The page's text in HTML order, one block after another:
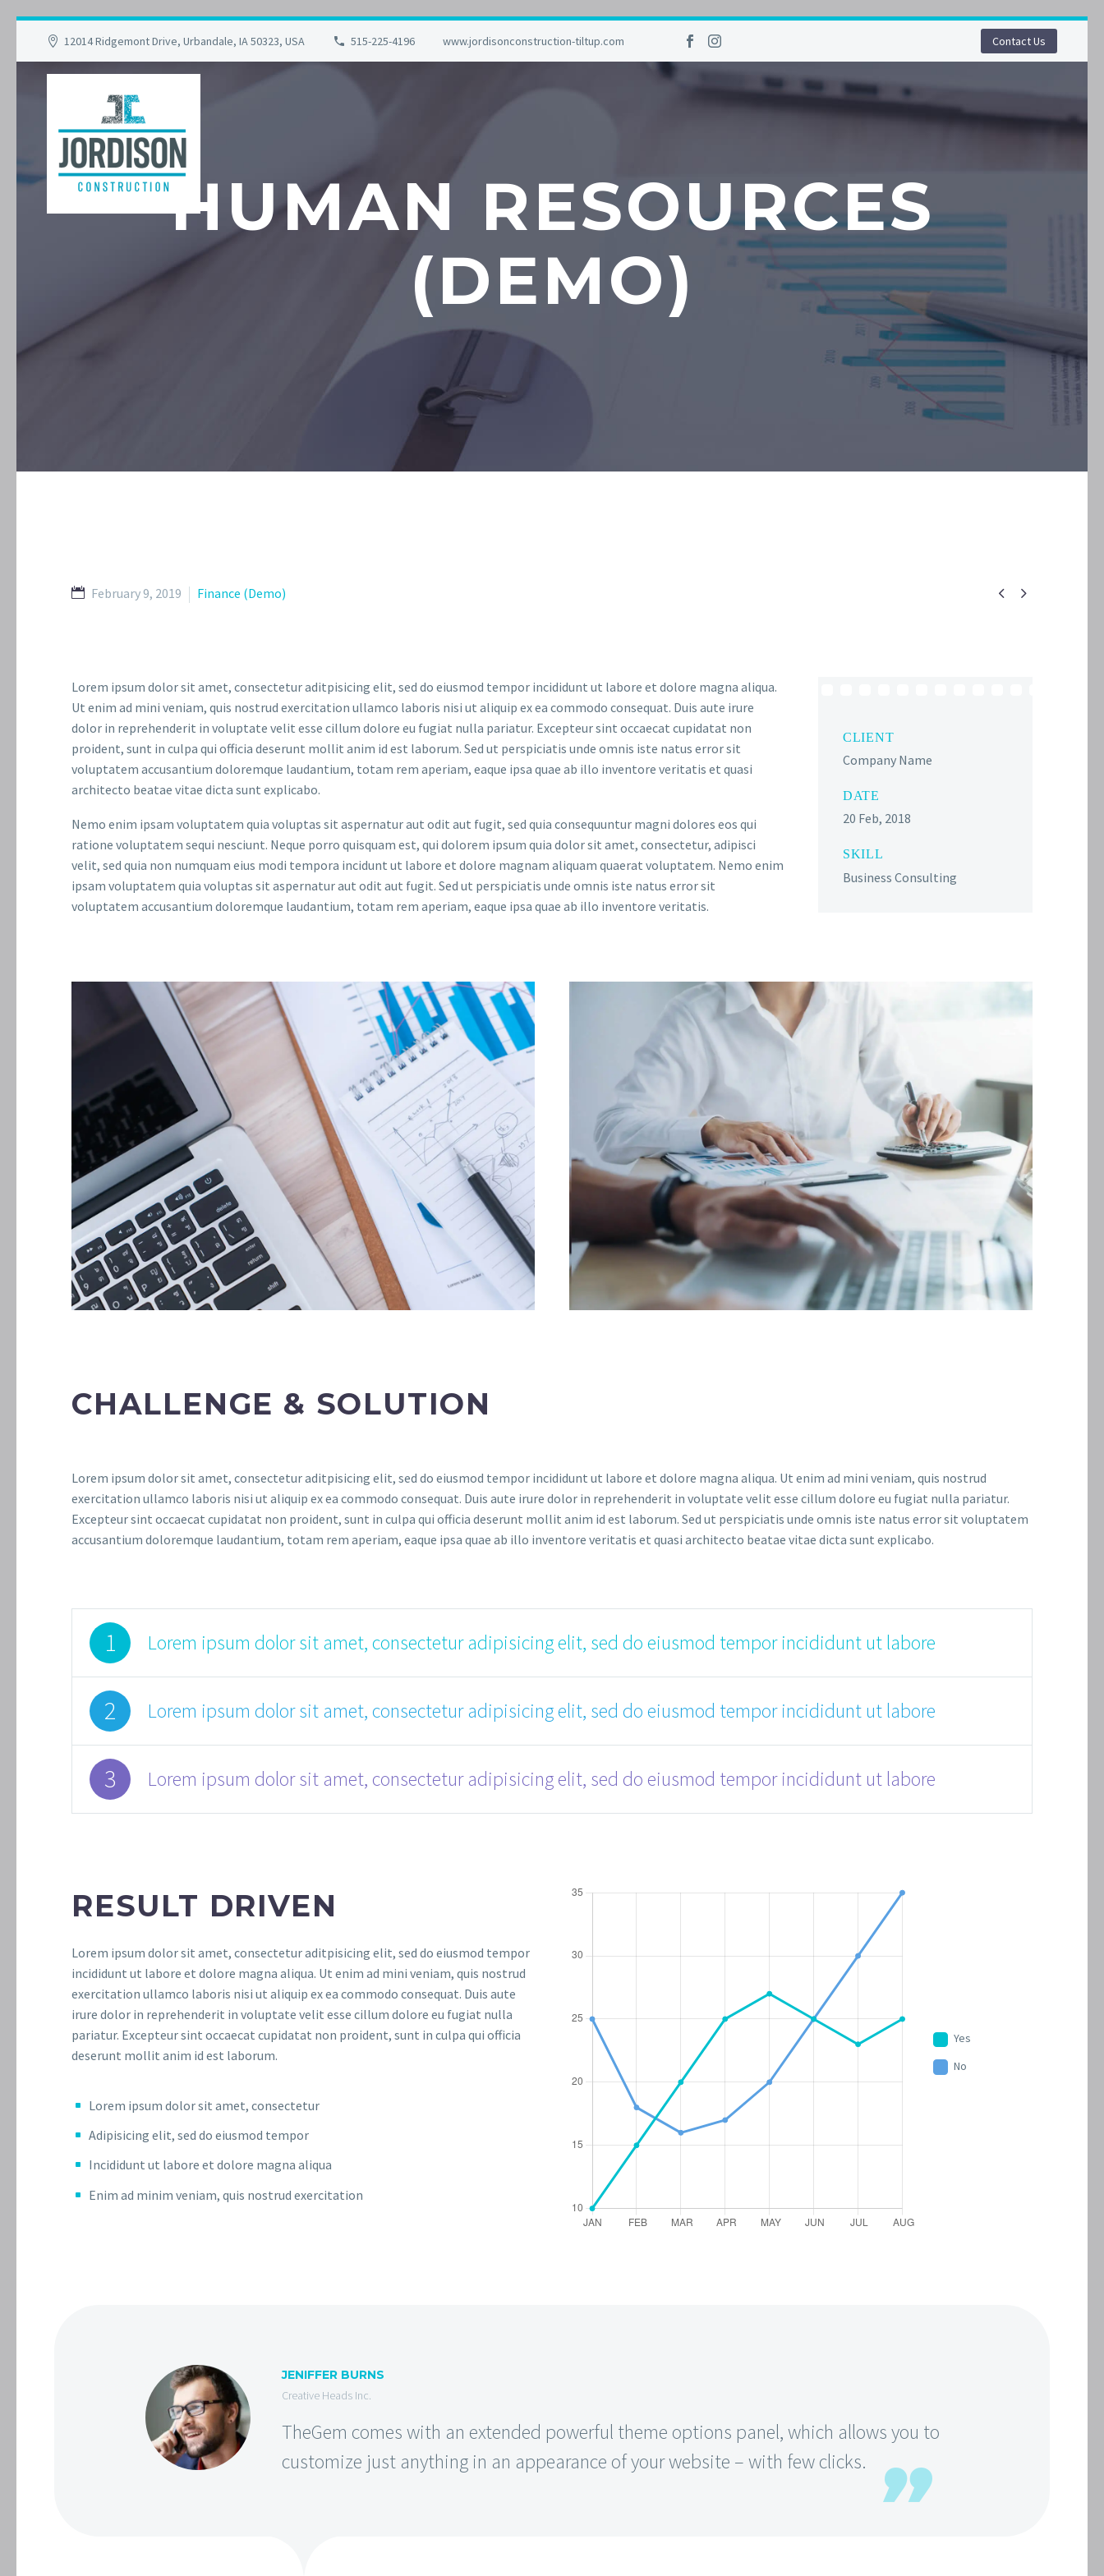
12014 Ridgemont Drive, Urbandale, IA 50323, USA 515-225-4196 www.jordisonconstruction-tiltup.com Contact Us
HUMAN RESOURCES
(DEMO)
 
February 9, 2019 Finance (Demo)
Lorem ipsum dolor sit amet, consectetur aditpisicing elit, sed do eiusmod tempor incididunt ut labore et dolore magna aliqua.
Ut enim ad mini veniam, quis nostrud exercitation ullamco laboris nisi ut aliquip ex ea commodo consequat. Duis aute irure
dolor in reprehenderit in voluptate velit esse cillum dolore eu fugiat nulla pariatur. Excepteur sint occaecat cupidatat non
proident, sunt in culpa qui officia deserunt mollit anim id est laborum. Sed ut perspiciatis unde omnis iste natus error sit
voluptatem accusantium doloremque laudantium, totam rem aperiam, eaque ipsa quae ab illo inventore veritatis et quasi
architecto beatae vitae dicta sunt explicabo.
Nemo enim ipsam voluptatem quia voluptas sit aspernatur aut odit aut fugit, sed quia consequuntur magni dolores eos qui
ratione voluptatem sequi nesciunt. Neque porro quisquam est, qui dolorem ipsum quia dolor sit amet, consectetur, adipisci
velit, sed quia non numquam eius modi tempora incidunt ut labore et dolore magnam aliquam quaerat voluptatem. Nemo enim
ipsam voluptatem quia voluptas sit aspernatur aut odit aut fugit. Sed ut perspiciatis unde omnis iste natus error sit
voluptatem accusantium doloremque laudantium, totam rem aperiam, eaque ipsa quae ab illo inventore veritatis.
CLIENT
Company Name
DATE
20 Feb, 2018
SKILL
Business Consulting
CHALLENGE & SOLUTION
Lorem ipsum dolor sit amet, consectetur aditpisicing elit, sed do eiusmod tempor incididunt ut labore et dolore magna aliqua. Ut enim ad mini veniam, quis nostrud
exercitation ullamco laboris nisi ut aliquip ex ea commodo consequat. Duis aute irure dolor in reprehenderit in voluptate velit esse cillum dolore eu fugiat nulla pariatur.
Excepteur sint occaecat cupidatat non proident, sunt in culpa qui officia deserunt mollit anim id est laborum. Sed ut perspiciatis unde omnis iste natus error sit voluptatem
accusantium doloremque laudantium, totam rem aperiam, eaque ipsa quae ab illo inventore veritatis et quasi architecto beatae vitae dicta sunt explicabo.
1 Lorem ipsum dolor sit amet, consectetur adipisicing elit, sed do eiusmod tempor incididunt ut labore
2 Lorem ipsum dolor sit amet, consectetur adipisicing elit, sed do eiusmod tempor incididunt ut labore
3 Lorem ipsum dolor sit amet, consectetur adipisicing elit, sed do eiusmod tempor incididunt ut labore
RESULT DRIVEN
Lorem ipsum dolor sit amet, consectetur aditpisicing elit, sed do eiusmod tempor
incididunt ut labore et dolore magna aliqua. Ut enim ad mini veniam, quis nostrud
exercitation ullamco laboris nisi ut aliquip ex ea commodo consequat. Duis aute
irure dolor in reprehenderit in voluptate velit esse cillum dolore eu fugiat nulla
pariatur. Excepteur sint occaecat cupidatat non proident, sunt in culpa qui officia
deserunt mollit anim id est laborum.
Lorem ipsum dolor sit amet, consectetur
Adipisicing elit, sed do eiusmod tempor
Incididunt ut labore et dolore magna aliqua
Enim ad minim veniam, quis nostrud exercitation
Yes
No
JENIFFER BURNS
Creative Heads Inc.
TheGem comes with an extended powerful theme options panel, which allows you to
customize just anything in an appearance of your website – with few clicks.